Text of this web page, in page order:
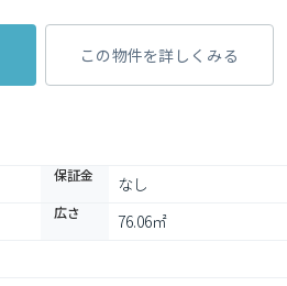
この物件を詳しくみる
保証金 なし
広さ 76.06㎡